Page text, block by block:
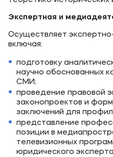
Экспертная и
Осуществляет
включая:
подготовку
научно обоснованных
СМИ;
проведение правовой
законопроектов и
заключений для
представление
позиции в
телевизионных
юридического